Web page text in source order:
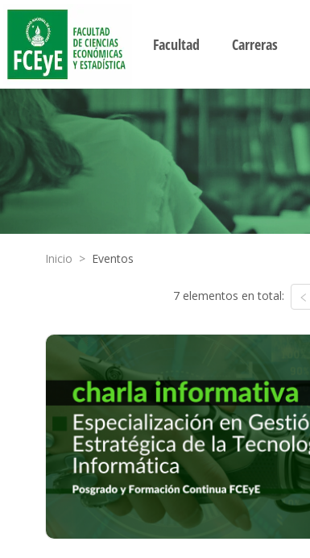
Facultad Carreras
Inicio > Eventos
7 elementos en total: